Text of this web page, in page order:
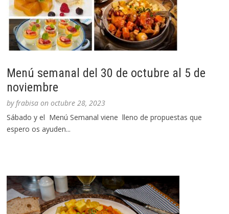
Menú semanal del 30 de octubre al 5 de
noviembre
byfrabisa onoctubre 28, 2023
Sábado y el Menú Semanal viene lleno de propuestas que
espero os ayuden...